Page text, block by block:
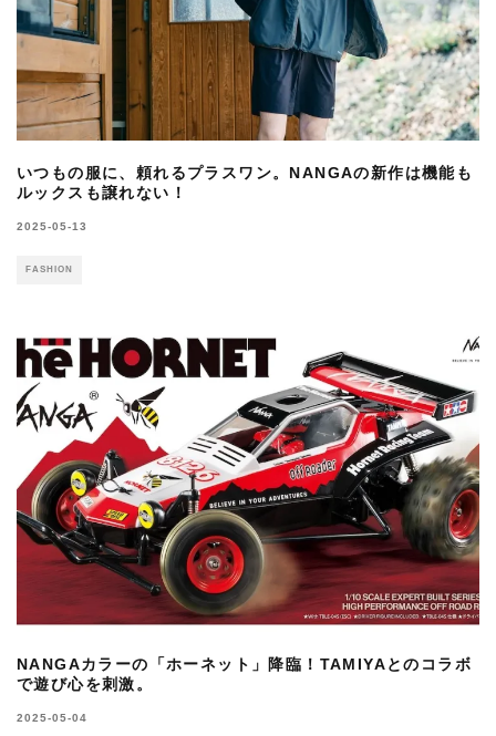
いつもの服に、頼れるプラスワン。NANGAの新作は機能も
ルックスも譲れない！
2025-05-13
FASHION
NANGAカラーの「ホーネット」降臨！TAMIYAとのコラボ
で遊び心を刺激。
2025-05-04